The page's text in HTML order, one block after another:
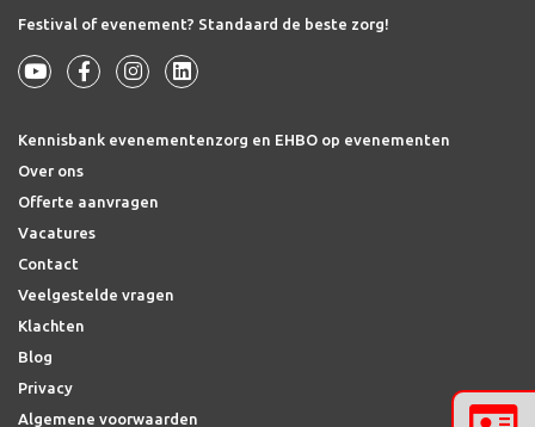
Festival of evenement? Standaard de beste zorg!
Kennisbank evenementenzorg en EHBO op evenementen
Over ons
Offerte aanvragen
Vacatures
Contact
Veelgestelde vragen
Klachten
Blog
Privacy
Algemene voorwaarden